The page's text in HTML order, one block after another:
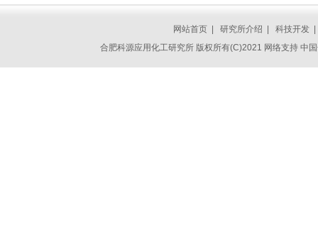
网站首页 研究所介绍 科技开发
合肥科源应用化工研究所 版权所有(C)2021 网络支持 中